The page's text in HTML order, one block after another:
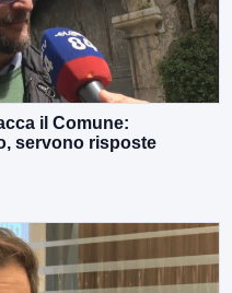
il Comune:
servono risposte